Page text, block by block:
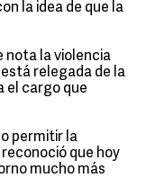
la idea de que la
nota la violencia
relegada de la
el cargo que
permitir la
que hoy
mucho más